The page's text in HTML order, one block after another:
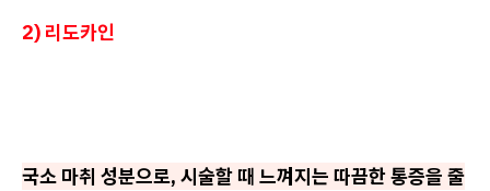
2) 리도카인
국소 마취 성분으로, 시술할 때 느껴지는 따끔한 통증을 줄